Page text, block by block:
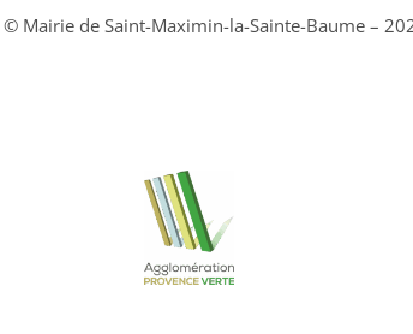
© Mairie de Saint-Maximin-la-Sainte-Baume –